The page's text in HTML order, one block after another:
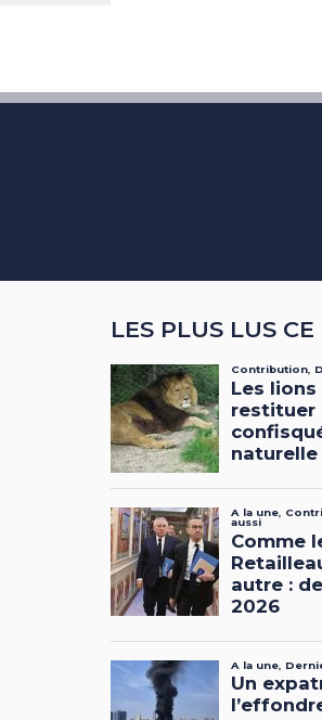
LES PLUS LUS